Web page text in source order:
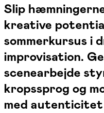
Slip
kreative
sommerkursus i
improvisation.
scenearbejde
kropssprog og
med autenticitet